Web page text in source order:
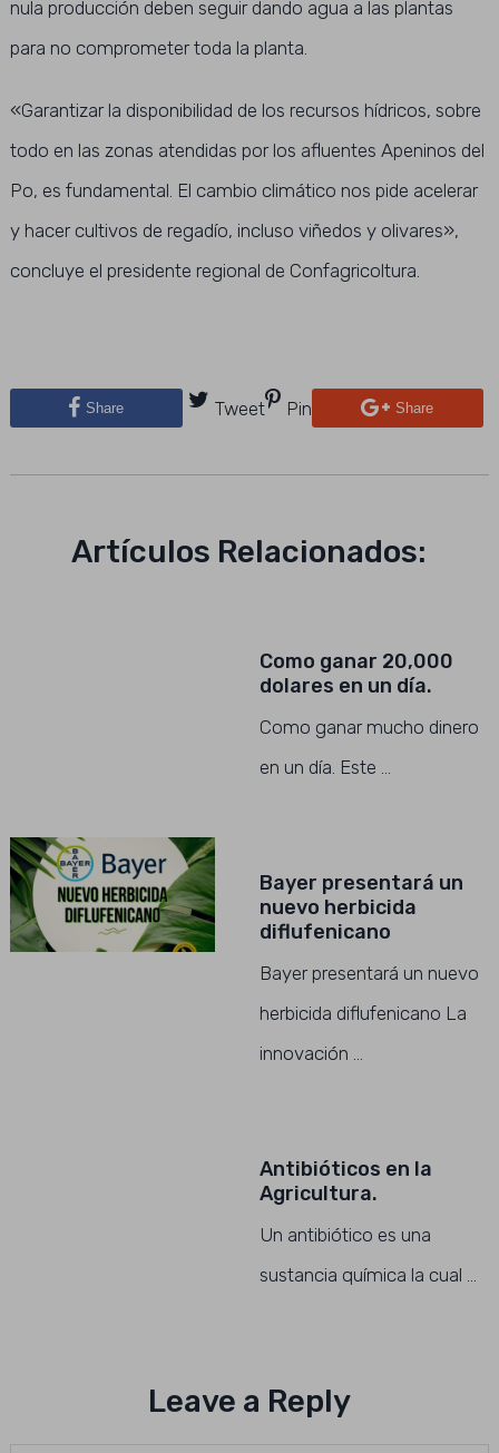
nula producción deben seguir dando agua a las plantas
para no comprometer toda la planta.
«Garantizar la disponibilidad de los recursos hídricos, sobre
todo en las zonas atendidas por los afluentes Apeninos del
Po, es fundamental. El cambio climático nos pide acelerar
y hacer cultivos de regadío, incluso viñedos y olivares»,
concluye el presidente regional de Confagricoltura.
Share Tweet Pin Share
Artículos Relacionados:
Como ganar 20,000
dolares en un día.
Como ganar mucho dinero
en un día. Este …
Bayer presentará un
nuevo herbicida
diflufenicano
Bayer presentará un nuevo
herbicida diflufenicano La
innovación …
Antibióticos en la
Agricultura.
Un antibiótico es una
sustancia química la cual …
Leave a Reply